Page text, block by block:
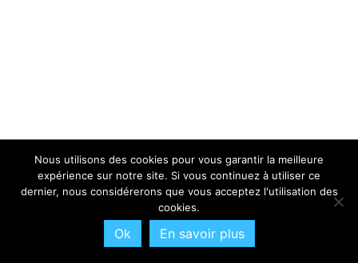
Nous utilisons des cookies pour vous garantir la meilleure
expérience sur notre site. Si vous continuez à utiliser ce
dernier, nous considérerons que vous acceptez l'utilisation des
cookies.
Ok En savoir plus